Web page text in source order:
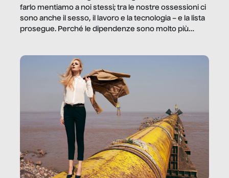
farlo mentiamo a noi stessi; tra le nostre ossessioni ci
sono anche il sesso, il lavoro e la tecnologia – e la lista
prosegue. Perché le dipendenze sono molto più
trae un guadagno. In questo reportage vediamo
quale e come.